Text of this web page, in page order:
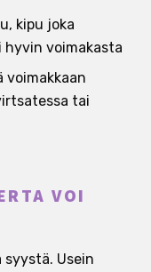
kipu joka
voimakasta
voimakkaan
tai
VOI
Usein